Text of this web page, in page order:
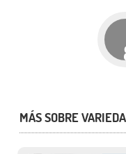
MÁS SOBRE